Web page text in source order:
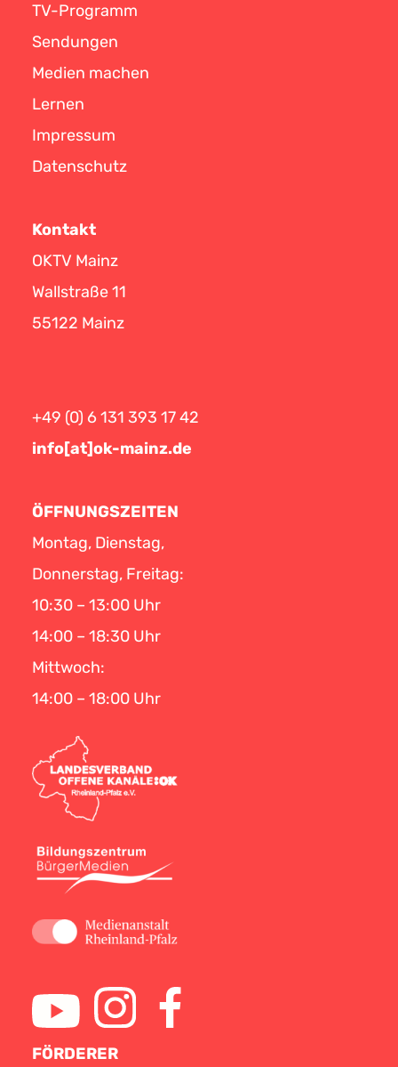
TV-Programm
Sendungen
Medien machen
Lernen
Impressum
Datenschutz
Kontakt
OKTV Mainz
Wallstraße 11
55122 Mainz
+49 (0) 6 131 393 17 42
info[at]ok-mainz.de
ÖFFNUNGSZEITEN
Montag, Dienstag,
Donnerstag, Freitag:
10:30 – 13:00 Uhr
14:00 – 18:30 Uhr
Mittwoch:
14:00 – 18:00 Uhr
FÖRDERER